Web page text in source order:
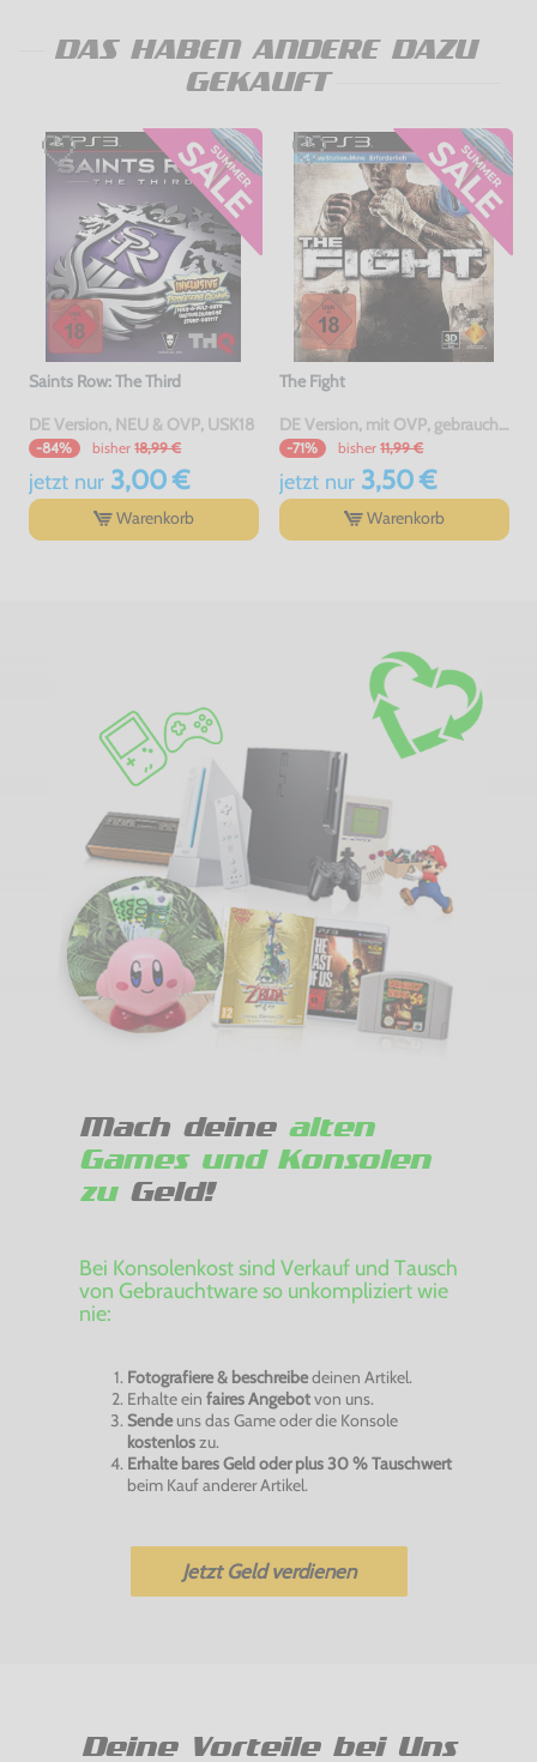
DAS HABEN ANDERE DAZU
GEKAUFT
Saints Row: The Third
DE Version, NEU & OVP, USK18
-84% bisher 18,99 €
jetzt nur3,00 €
Warenkorb
The Fight
DE Version, mit OVP, gebraucht, USK18
-71% bisher 11,99 €
jetzt nur3,50 €
Warenkorb
Mach deine alten
Games und Konsolen
zuGeld!
Bei Konsolenkost sind Verkauf und Tausch
von Gebrauchtware so unkompliziert wie
nie:
Fotografiere & beschreibedeinen Artikel.
Erhalte ein faires Angebotvon uns.
Sendeuns das Game oder die Konsole
kostenloszu.
Erhalte bares Geld oder plus 30 % Tauschwert
beim Kauf anderer Artikel.
Jetzt Geld verdienen
Deine Vorteile bei Uns